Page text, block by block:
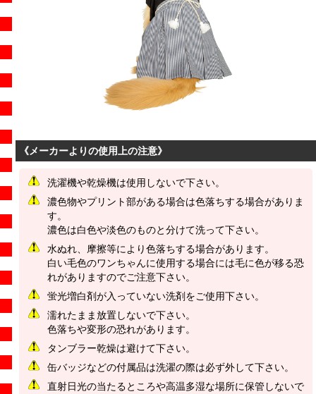
《メーカーよりの使用上の注意》
洗濯機や乾燥機は使用しないで下さい。
濃色物やプリント部がある場合は色落ちする場合がありま
す。
濃色は白色や淡色のものと分けて洗って下さい。
水ぬれ、摩擦等により色落ちする場合があります。
白い毛色のワンちゃんに使用する場合には毛に色が移る恐
れがありますのでご注意下さい。
蛍光増白剤が入っていない洗剤をご使用下さい。
濡れたまま放置しないで下さい。
色落ちや変形の恐れがあります。
タンブラー乾燥は避けて下さい。
缶バッジなどの付属品は洗濯の際は必ず外して下さい。
直射日光の当たるところや高温多湿な場所に保管しないで